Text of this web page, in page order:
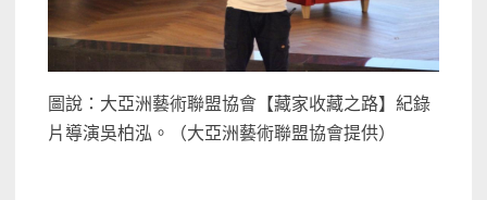
圖說：大亞洲藝術聯盟協會【藏家收藏之路】紀錄
片導演吳柏泓。（大亞洲藝術聯盟協會提供）